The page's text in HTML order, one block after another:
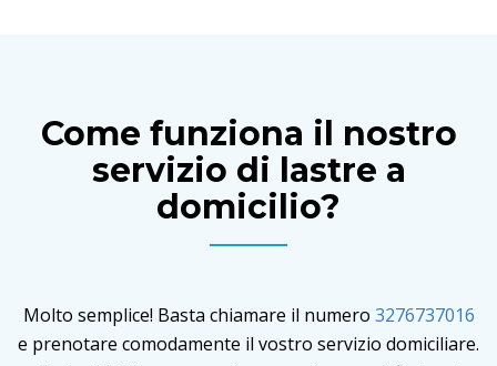
Come funziona il nostro
servizio di lastre a
domicilio?
Molto semplice! Basta chiamare il numero 3276737016
e prenotare comodamente il vostro servizio domiciliare.